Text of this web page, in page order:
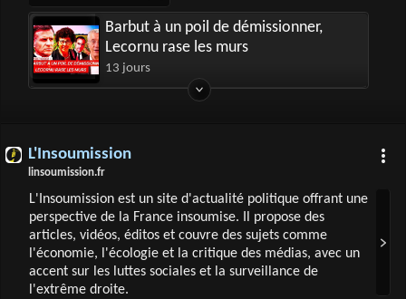
Barbut à un poil de démissionner,
Lecornu rase les murs
13 jours
L'Insoumission
linsoumission.fr
L'Insoumission est un site d'actualité politique offrant une
perspective de la France insoumise. Il propose des
articles, vidéos, éditos et couvre des sujets comme
l'économie, l'écologie et la critique des médias, avec un
accent sur les luttes sociales et la surveillance de
l'extrême droite.